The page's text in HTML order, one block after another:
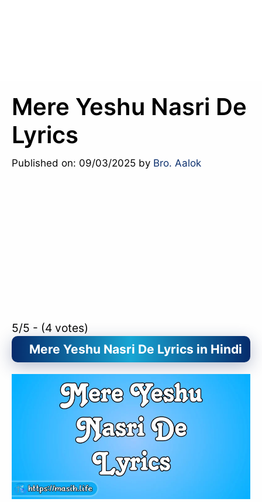
Mere Yeshu Nasri De
Lyrics
Published on: 09/03/2025 by Bro. Aalok
5/5 - (4 votes)
Mere Yeshu Nasri De Lyrics in Hindi